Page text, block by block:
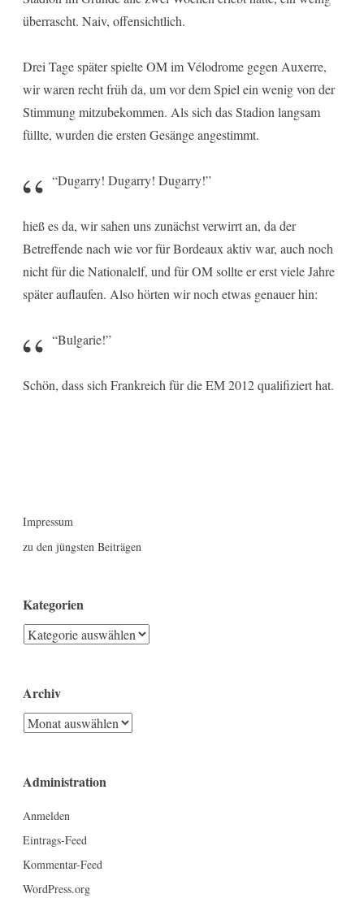
überrascht. Naiv, offensichtlich.
Drei Tage später spielte OM im Vélodrome gegen Auxerre,
wir waren recht früh da, um vor dem Spiel ein wenig von der
Stimmung mitzubekommen. Als sich das Stadion langsam
füllte, wurden die ersten Gesänge angestimmt.
“Dugarry! Dugarry! Dugarry!”
hieß es da, wir sahen uns zunächst verwirrt an, da der
Betreffende nach wie vor für Bordeaux aktiv war, auch noch
nicht für die Nationalelf, und für OM sollte er erst viele Jahre
später auflaufen. Also hörten wir noch etwas genauer hin:
“Bulgarie!”
Schön, dass sich Frankreich für die EM 2012 qualifiziert hat.
Impressum
zu den jüngsten Beiträgen
Kategorien
Kategorien
Archiv
Archiv
Administration
Anmelden
Eintrags-Feed
Kommentar-Feed
WordPress.org